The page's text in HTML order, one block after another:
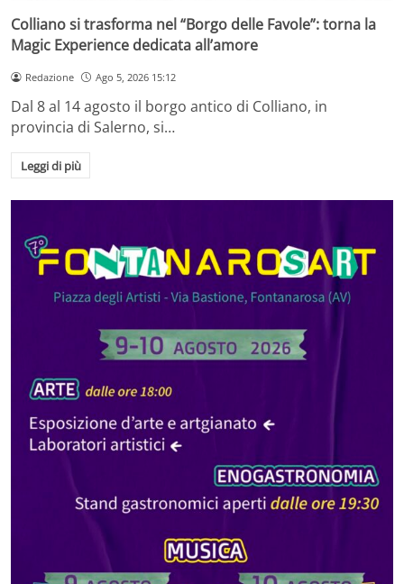
Colliano si trasforma nel “Borgo delle Favole”: torna la
Magic Experience dedicata all’amore
Redazione Ago 5, 2026 15:12
Dal 8 al 14 agosto il borgo antico di Colliano, in
provincia di Salerno, si…
Leggi di più